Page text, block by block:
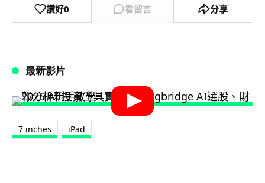
讚好0 看留言 分享
最新影片
7 inches iPad